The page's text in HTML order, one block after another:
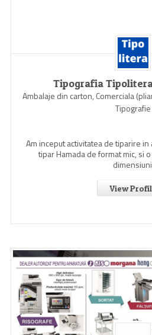
Tipografia
Ambalaje din carton, Comerciala
Tipografie
Am inceput activitatea de tiparire
tipar Hamada de format mic, si
View